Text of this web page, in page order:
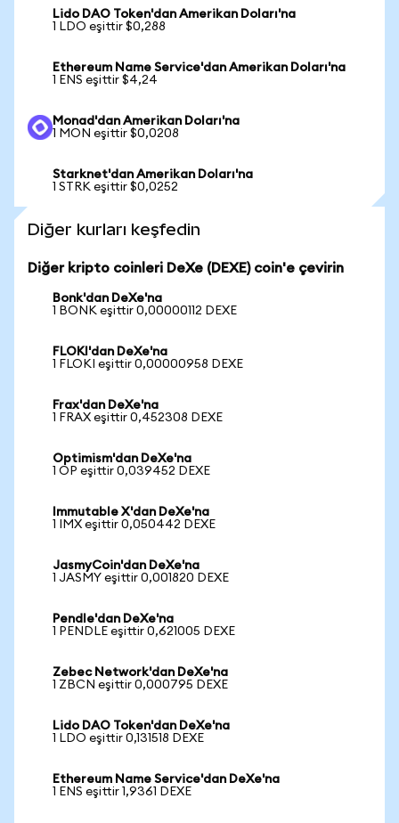
Lido DAO Token'dan Amerikan Doları'na
1 LDO eşittir $0,288
Ethereum Name Service'dan Amerikan Doları'na
1 ENS eşittir $4,24
Monad'dan Amerikan Doları'na
1 MON eşittir $0,0208
Starknet'dan Amerikan Doları'na
1 STRK eşittir $0,0252
Diğer kurları keşfedin
Diğer kripto coinleri DeXe (DEXE) coin'e çevirin
Bonk'dan DeXe'na
1 BONK eşittir 0,00000112 DEXE
FLOKI'dan DeXe'na
1 FLOKI eşittir 0,00000958 DEXE
Frax'dan DeXe'na
1 FRAX eşittir 0,452308 DEXE
Optimism'dan DeXe'na
1 OP eşittir 0,039452 DEXE
Immutable X'dan DeXe'na
1 IMX eşittir 0,050442 DEXE
JasmyCoin'dan DeXe'na
1 JASMY eşittir 0,001820 DEXE
Pendle'dan DeXe'na
1 PENDLE eşittir 0,621005 DEXE
Zebec Network'dan DeXe'na
1 ZBCN eşittir 0,000795 DEXE
Lido DAO Token'dan DeXe'na
1 LDO eşittir 0,131518 DEXE
Ethereum Name Service'dan DeXe'na
1 ENS eşittir 1,9361 DEXE